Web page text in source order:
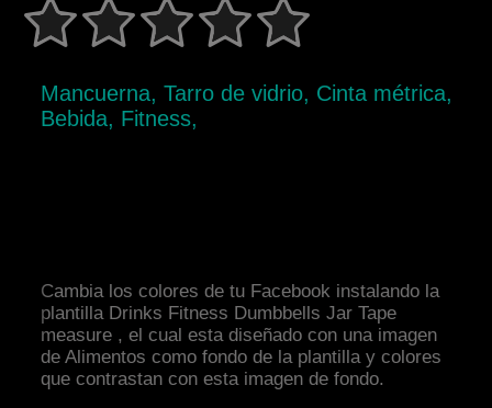
Mancuerna, Tarro de vidrio, Cinta métrica,
Bebida, Fitness,
Cambia los colores de tu Facebook instalando la
plantilla Drinks Fitness Dumbbells Jar Tape
measure , el cual esta diseñado con una imagen
de Alimentos como fondo de la plantilla y colores
que contrastan con esta imagen de fondo.